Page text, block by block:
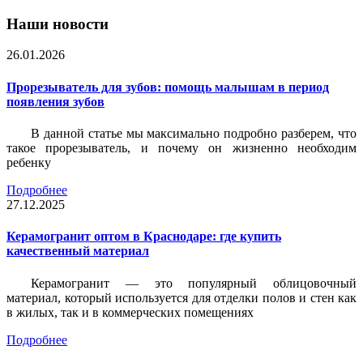
Наши новости
26.01.2026
Прорезыватель для зубов: помощь малышам в период
появления зубов
В данной статье мы максимально подробно разберем, что
такое прорезыватель, и почему он жизненно необходим
ребенку
Подробнее
27.12.2025
Керамогранит оптом в Краснодаре: где купить
качественный материал
Керамогранит — это популярный облицовочный
материал, который используется для отделки полов и стен как
в жилых, так и в коммерческих помещениях
Подробнее